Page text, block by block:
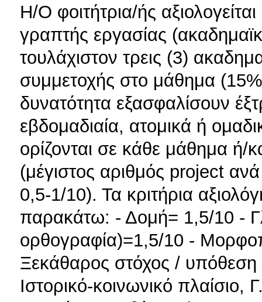
Η/Ο φοιτήτρια/ής
γραπτής εργασίας
τουλάχιστον τρεις (3)
συμμετοχής στο μάθημα
δυνατότητα εξασφαλίσουν
εβδομαδιαία, ατομικά ή
ορίζονται σε κάθε μάθημα ή/
(μέγιστος αριθμός project
0,5-1/10). Τα κριτήρια
παρακάτω: - Δομή= 1,5/10 -
ορθογραφία)=1,5/10 -
Ξεκάθαρος στόχος /
Ιστορικό-κοινωνικό